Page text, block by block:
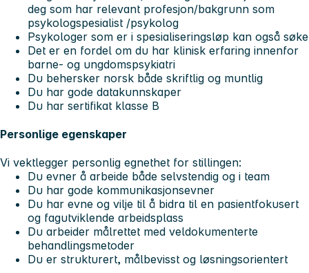
deg som har relevant profesjon/bakgrunn som
psykologspesialist /psykolog
Psykologer som er i spesialiseringsløp kan også søke
Det er en fordel om du har klinisk erfaring innenfor
barne- og ungdomspsykiatri
Du behersker norsk både skriftlig og muntlig
Du har gode datakunnskaper
Du har sertifikat klasse B
Personlige egenskaper
Vi vektlegger personlig egnethet for stillingen:
Du evner å arbeide både selvstendig og i team
Du har gode kommunikasjonsevner
Du har evne og vilje til å bidra til en pasientfokusert
og fagutviklende arbeidsplass
Du arbeider målrettet med veldokumenterte
behandlingsmetoder
Du er strukturert, målbevisst og løsningsorientert